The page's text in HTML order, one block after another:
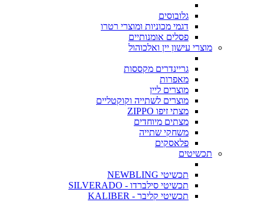
גלובוסים
דגמי מכוניות ומוצרי רטרו
פסלים אומנותיים
מוצרי עישון יין ואלכוהול
גריינדרים מקססות
מאפרות
מוצרים ליין
מוצרים לשתייה וקוקטליים
מצתי זיפו ZIPPO
מצתים מיוחדים
משחקי שתייה
פלאסקים
תכשיטים
תכשיטי NEWBLING
תכשיטי סילברדו - SILVERADO
תכשיטי קליבר - KALIBER